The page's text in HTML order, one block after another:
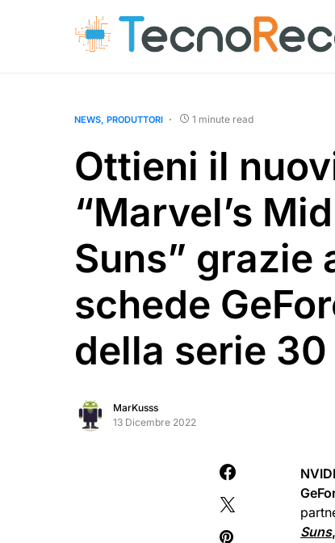
NEWS PRODUTTORI 1 minute read
Ottieni il
“Marvel’s
Suns” grazie
schede
della serie
MarKusss
13 Dicembre 2022
Suns,